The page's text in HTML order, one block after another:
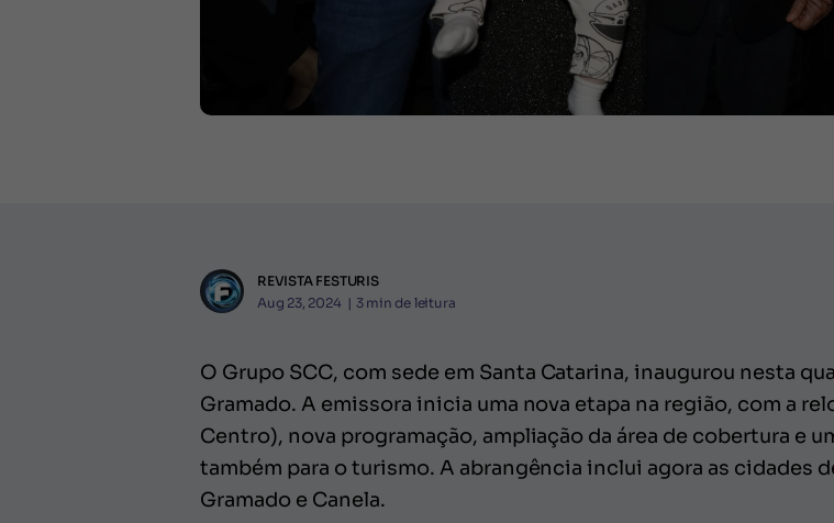
REVISTA FESTURIS
Aug 23, 2024 | 3 min de leitura
O Grupo SCC, com sede em Santa Catarina, inaugurou nesta
Gramado. A emissora inicia uma nova etapa na região, com a
Centro), nova programação, ampliação da área de cobertura e
também para o turismo. A abrangência inclui agora as cidades
Gramado e Canela.